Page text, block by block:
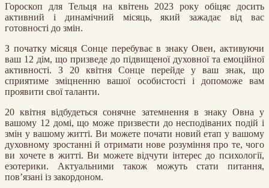
Гороскоп для Тельця на квітень 2023 року обіцяє досить
активний і динамічний місяць, який зажадає від вас
готовності до змін.
З початку місяця Сонце перебуває в знаку Овен, активуючи
ваш 12 дім, що призведе до підвищеної духовної та емоційної
активності. З 20 квітня Сонце перейде у ваш знак, що
сприятиме зміцненню вашої особистості і допоможе вам
проявити свої таланти.
20 квітня відбудеться сонячне затемнення в знаку Овна у
вашому 12 домі, що може призвести до несподіваних подій і
змін у вашому житті. Ви можете почати новий етап у вашому
духовному зростанні й отримати нове розуміння про те, чого
ви хочете в житті. Ви можете відчути інтерес до психології,
езотерики. Актуальними також можуть стати питання,
пов’язані із закордоном.